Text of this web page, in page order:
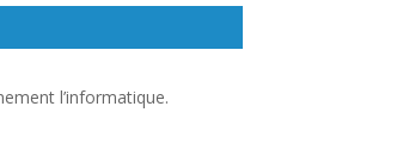
l’informatique.